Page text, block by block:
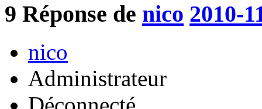
9 Réponse de nico 2010-
nico
Administrateur